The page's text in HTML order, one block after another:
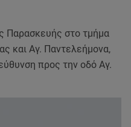
Παρασκευής στο τμήμα
και Αγ. Παντελεήμονα,
προς την οδό Αγ.